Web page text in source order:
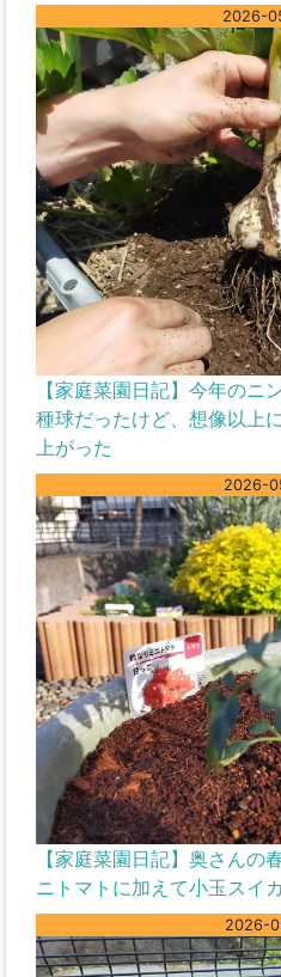
2026-
【家庭菜園日記】今年のニ
種球だったけど、想像以上
上がった
2026-
【家庭菜園日記】奥さんの
ニトマトに加えて小玉スイ
2026-